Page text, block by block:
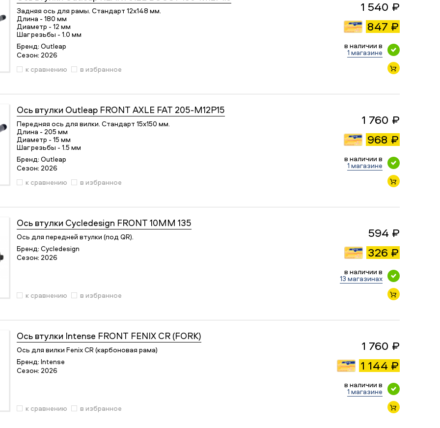
Задняя ось для рамы. Стандарт 12х148 мм.
Длина - 180 мм
Диаметр - 12 мм
Шаг резьбы - 1.0 мм
Бренд: Outleap
Сезон: 2026
1 540 ₽
847 ₽
в наличии в
1 магазине
к сравнению
в избранное
Ось втулки Outleap FRONT AXLE FAT 205-M12P15
Передняя ось для вилки. Стандарт 15х150 мм.
Длина - 205 мм
Диаметр - 15 мм
Шаг резьбы - 1.5 мм
Бренд: Outleap
Сезон: 2026
1 760 ₽
968 ₽
в наличии в
1 магазине
к сравнению
в избранное
Ось втулки Cycledesign FRONT 10MM 135
Ось для передней втулки (под QR).
Бренд: Cycledesign
Сезон: 2026
594 ₽
326 ₽
в наличии в
13 магазинах
к сравнению
в избранное
Ось втулки Intense FRONT FENIX CR (FORK)
Ось для вилки Fenix CR (карбоновая рама)
Бренд: Intense
Сезон: 2026
1 760 ₽
1 144 ₽
в наличии в
1 магазине
к сравнению
в избранное